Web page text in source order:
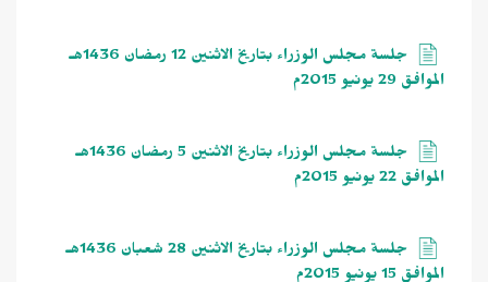
جلسة مجلس الوزراء بتاريخ الاثنين 12 رمضان 1436هـ
الموافق 29 يونيو 2015م
جلسة مجلس الوزراء بتاريخ الاثنين 5 رمضان 1436هـ
الموافق 22 يونيو 2015م
جلسة مجلس الوزراء بتاريخ الاثنين 28 شعبان 1436هـ
الموافق 15 يونيو 2015م